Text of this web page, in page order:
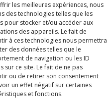
les meilleures expériences, nous
des technologies telles que les
pour stocker et/ou accéder aux
des appareils. Le fait de
à ces technologies nous permettra
des données telles que le
de navigation ou les ID
sur ce site. Le fait de ne pas
ou de retirer son consentement
un effet négatif sur certaines
et fonctions.
– Politique de confidentialité